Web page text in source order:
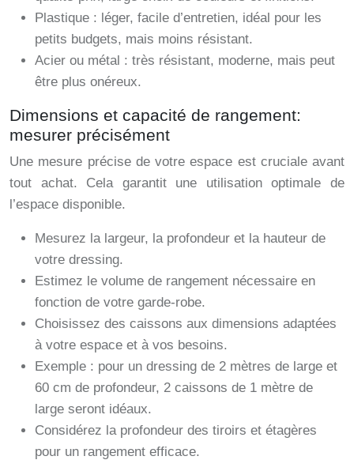
Plastique : léger, facile d’entretien, idéal pour les
petits budgets, mais moins résistant.
Acier ou métal : très résistant, moderne, mais peut
être plus onéreux.
Dimensions et capacité de rangement:
mesurer précisément
Une mesure précise de votre espace est cruciale avant
tout achat. Cela garantit une utilisation optimale de
l’espace disponible.
Mesurez la largeur, la profondeur et la hauteur de
votre dressing.
Estimez le volume de rangement nécessaire en
fonction de votre garde-robe.
Choisissez des caissons aux dimensions adaptées
à votre espace et à vos besoins.
Exemple : pour un dressing de 2 mètres de large et
60 cm de profondeur, 2 caissons de 1 mètre de
large seront idéaux.
Considérez la profondeur des tiroirs et étagères
pour un rangement efficace.